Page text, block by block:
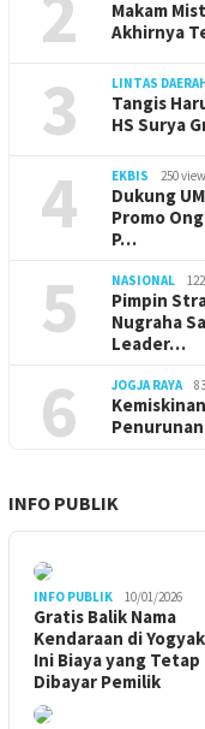
Makam
Akhirnya
3 LINTAS
Tangis
HS Surya
4 EKBIS 250
Dukung
Promo
P…
5 NASIONAL
Pimpin
Nugraha
Leader…
6 JOGJA RAYA
INFO PUBLIK
INFO PUBLIK 10/01/2026
Gratis Balik Nama
Kendaraan di
Ini Biaya yang Tetap
Dibayar Pemilik